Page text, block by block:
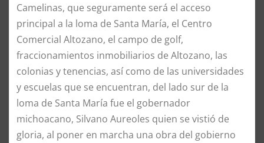
Camelinas, que seguramente será el acceso
principal a la loma de Santa María, el Centro
Comercial Altozano, el campo de golf,
fraccionamientos inmobiliarios de Altozano, las
colonias y tenencias, así como de las universidades
y escuelas que se encuentran, del lado sur de la
loma de Santa María fue el gobernador
michoacano, Silvano Aureoles quien se vistió de
gloria, al poner en marcha una obra del gobierno